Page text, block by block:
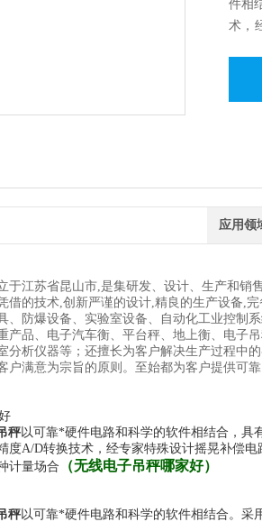
件相
术，
业
应用领
于江苏省昆山市,是集研发、设计、生产和
借的技术,创新严谨的设计,精良的生产设备,
、防爆设备、实验室设备、自动化工业控制
产品、电子汽车衡、平台秤、地上衡、电子
分析仪器等；还擅长为客户解决生产过程中
户满意为宗旨的原则。至始都为客户提供可
秤以可靠*硬件电路和科学的软件相结合，具
度A/D转换技术，经专家特殊设计摇晃补偿
计量场合
（无线电子吊秤哪家好）
秤以可靠*硬件电路和科学的软件相结合。采